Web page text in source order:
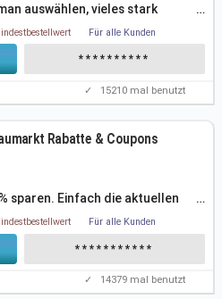
auswählen, vieles stark
…
Für alle Kunden
**********
✓ 15210 mal benutzt
Rabatte & Coupons
sparen. Einfach die aktuellen
…
Für alle Kunden
***********
✓ 14379 mal benutzt